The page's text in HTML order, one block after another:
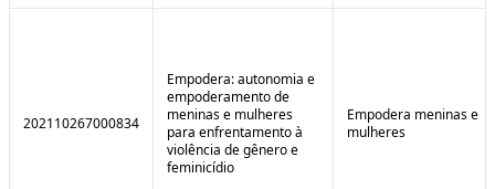
202110267000834
Empodera: autonomia e
empoderamento de
meninas e mulheres
para enfrentamento à
violência de gênero e
feminicídio
Empodera meninas e
mulheres